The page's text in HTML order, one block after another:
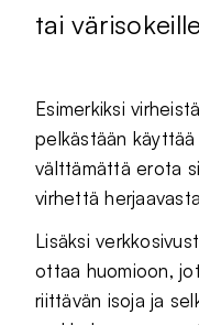
tai
Esimerkiksi
pelkästään
välttämättä erota
virhettä
Lisäksi
ottaa huomioon,
riittävän isoja ja